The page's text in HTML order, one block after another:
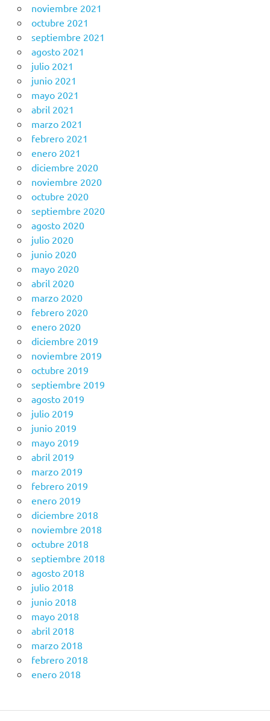
noviembre 2021
octubre 2021
septiembre 2021
agosto 2021
julio 2021
junio 2021
mayo 2021
abril 2021
marzo 2021
febrero 2021
enero 2021
diciembre 2020
noviembre 2020
octubre 2020
septiembre 2020
agosto 2020
julio 2020
junio 2020
mayo 2020
abril 2020
marzo 2020
febrero 2020
enero 2020
diciembre 2019
noviembre 2019
octubre 2019
septiembre 2019
agosto 2019
julio 2019
junio 2019
mayo 2019
abril 2019
marzo 2019
febrero 2019
enero 2019
diciembre 2018
noviembre 2018
octubre 2018
septiembre 2018
agosto 2018
julio 2018
junio 2018
mayo 2018
abril 2018
marzo 2018
febrero 2018
enero 2018